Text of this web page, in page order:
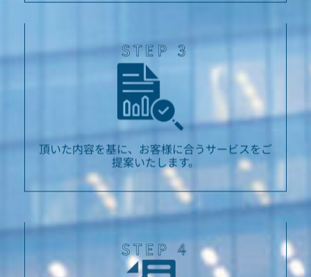
STEP 3
頂いた内容を基に、お客様に合うサービスをご
提案いたします。